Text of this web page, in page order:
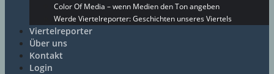
Color Of Media – wenn Medien den Ton angeben
Werde Viertelreporter: Geschichten unseres Viertels
Viertelreporter
Über uns
Kontakt
Login